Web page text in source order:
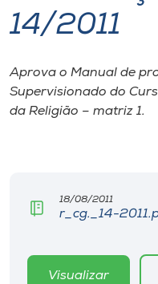
I.nova
Diplomados
Editora
14/2011
Aprova o Manual de
Supervisionado do
da Religião – matriz 1.
18/08/2011
r_cg._14-
Visualizar